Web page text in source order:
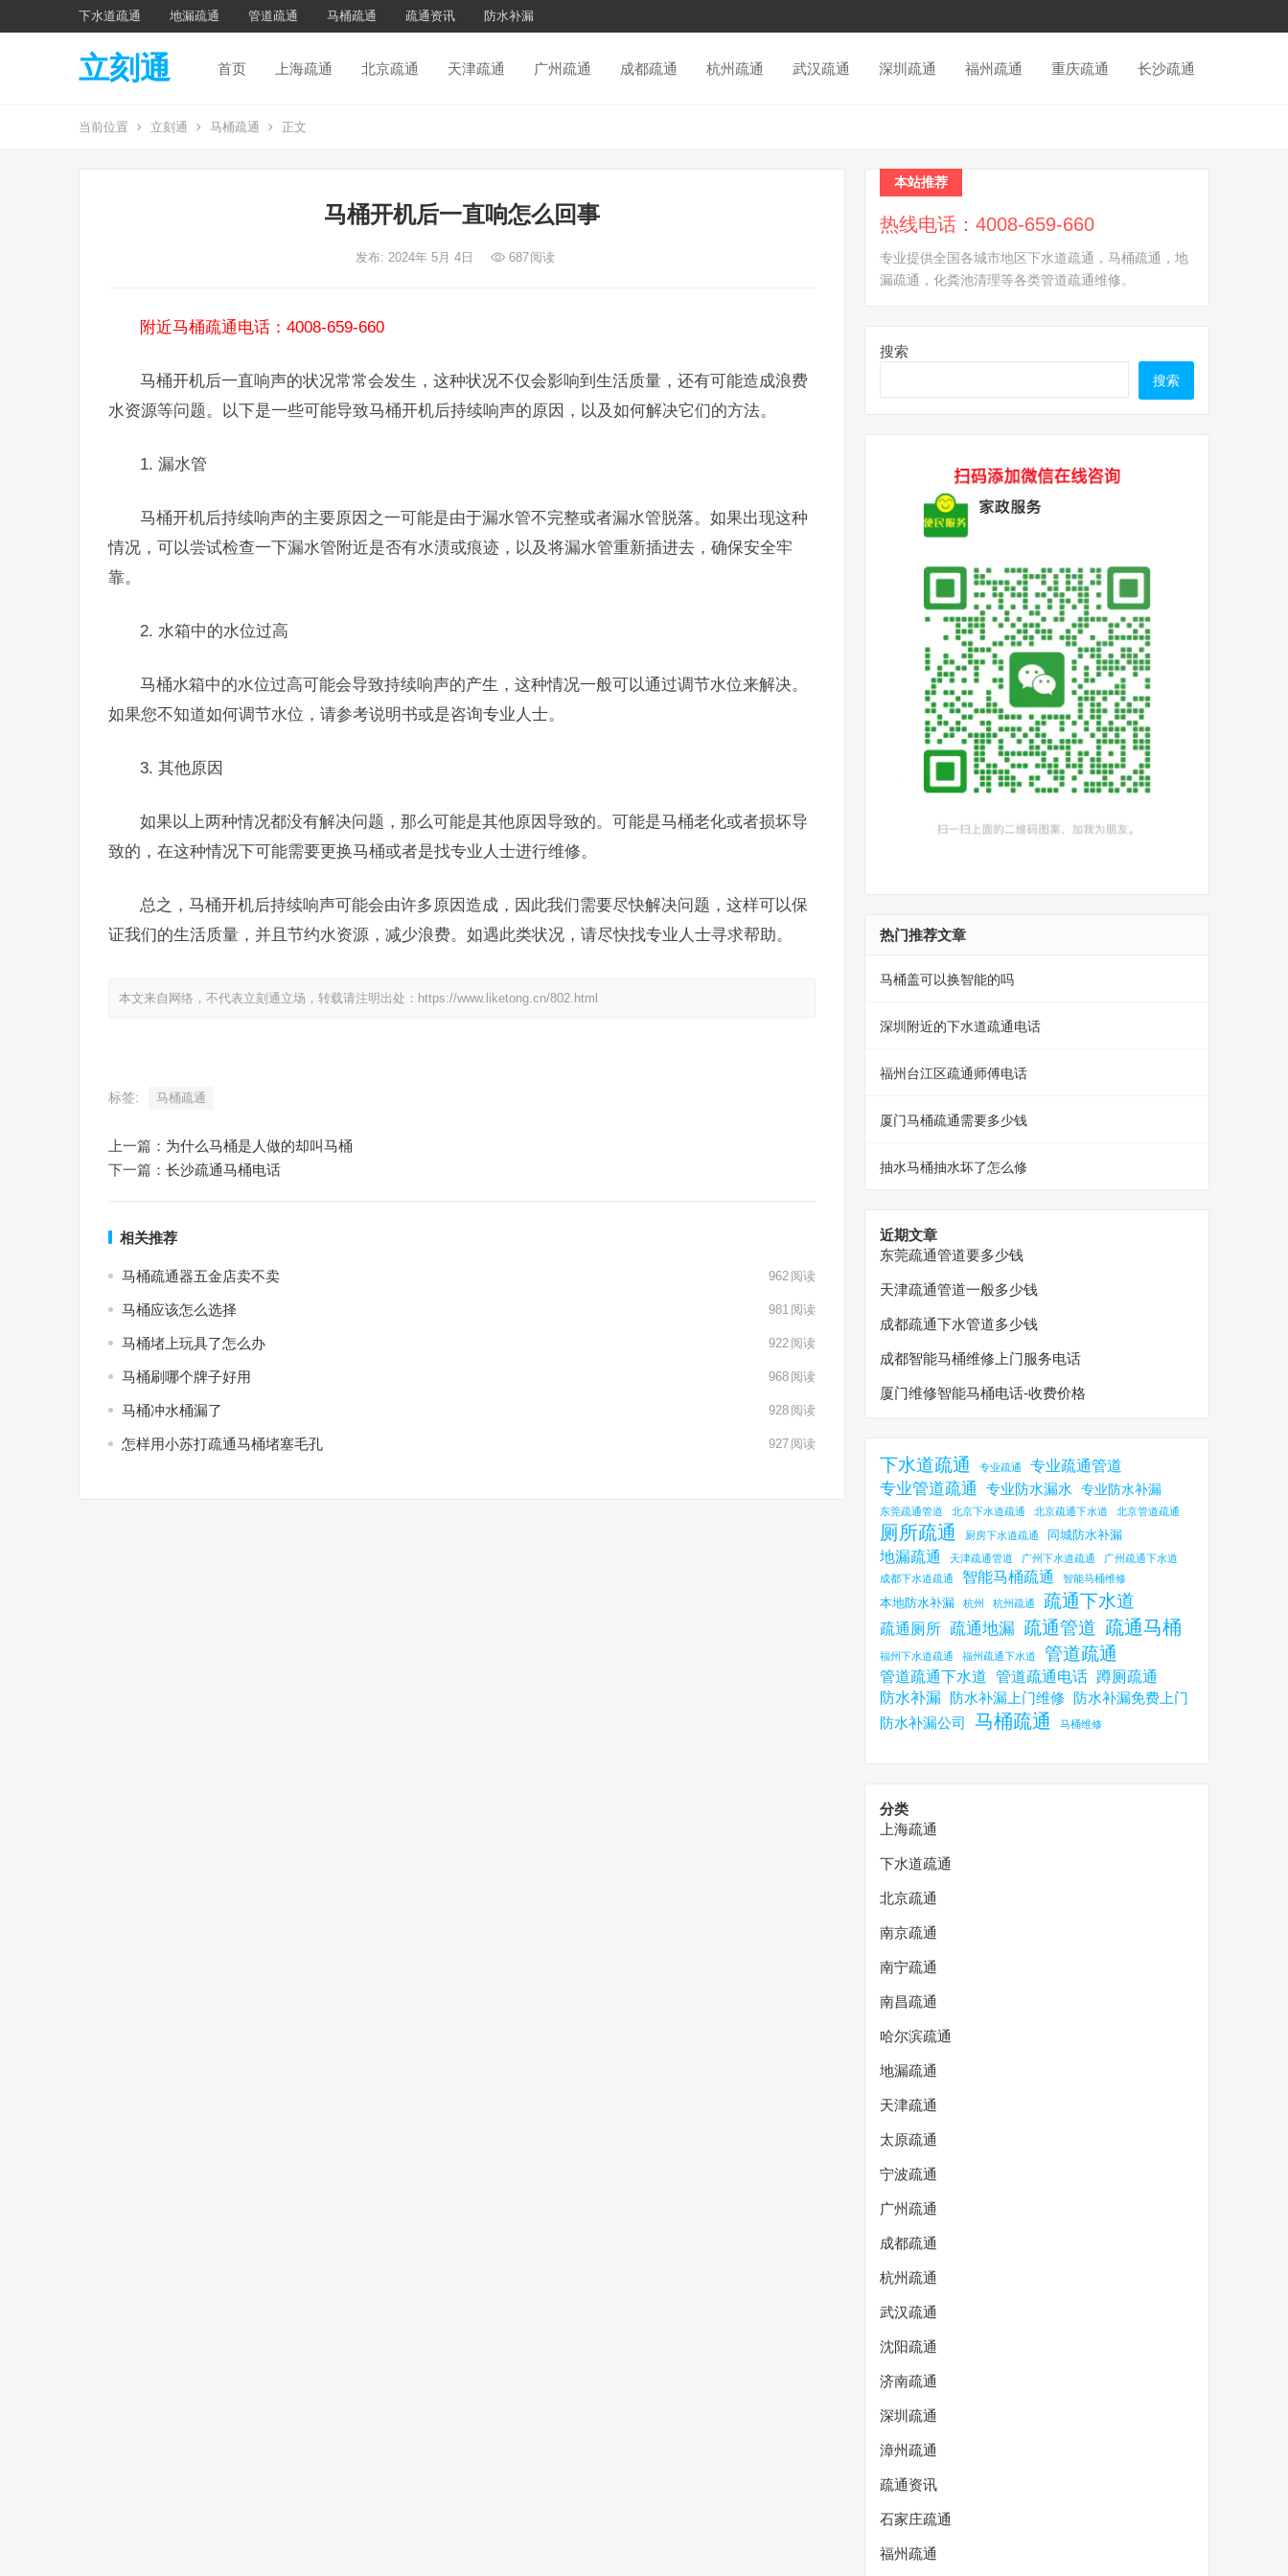
下水道疏通 地漏疏通 管道疏通 马桶疏通 疏通资讯 防水补漏
立刻通 首页 上海疏通 北京疏通 天津疏通 广州疏通 成都疏通 杭州疏通 武汉疏通 深圳疏通 福州疏通 重庆疏通 长沙疏通
当前位置 立刻通 马桶疏通 正文
马桶开机后一直响怎么回事
发布: 2024年 5月 4日 687阅读
附近马桶疏通电话：4008-659-660
马桶开机后一直响声的状况常常会发生，这种状况不仅会影响到生活质量，还有可能造成浪费
水资源等问题。以下是一些可能导致马桶开机后持续响声的原因，以及如何解决它们的方法。
1. 漏水管
马桶开机后持续响声的主要原因之一可能是由于漏水管不完整或者漏水管脱落。如果出现这种
情况，可以尝试检查一下漏水管附近是否有水渍或痕迹，以及将漏水管重新插进去，确保安全牢
靠。
2. 水箱中的水位过高
马桶水箱中的水位过高可能会导致持续响声的产生，这种情况一般可以通过调节水位来解决。
如果您不知道如何调节水位，请参考说明书或是咨询专业人士。
3. 其他原因
如果以上两种情况都没有解决问题，那么可能是其他原因导致的。可能是马桶老化或者损坏导
致的，在这种情况下可能需要更换马桶或者是找专业人士进行维修。
总之，马桶开机后持续响声可能会由许多原因造成，因此我们需要尽快解决问题，这样可以保
证我们的生活质量，并且节约水资源，减少浪费。如遇此类状况，请尽快找专业人士寻求帮助。
本文来自网络，不代表立刻通立场，转载请注明出处：https://www.liketong.cn/802.html
标签: 马桶疏通
上一篇： 为什么马桶是人做的却叫马桶
下一篇： 长沙疏通马桶电话
相关推荐
马桶疏通器五金店卖不卖 962 阅读
马桶应该怎么选择 981 阅读
马桶堵上玩具了怎么办 922 阅读
马桶刷哪个牌子好用 968 阅读
马桶冲水桶漏了 928 阅读
怎样用小苏打疏通马桶堵塞毛孔 927 阅读
本站推荐
热线电话：4008-659-660
专业提供全国各城市地区下水道疏通，马桶疏通，地
漏疏通，化粪池清理等各类管道疏通维修。
搜索
搜索
热门推荐文章
马桶盖可以换智能的吗
深圳附近的下水道疏通电话
福州台江区疏通师傅电话
厦门马桶疏通需要多少钱
抽水马桶抽水坏了怎么修
近期文章
东莞疏通管道要多少钱
天津疏通管道一般多少钱
成都疏通下水管道多少钱
成都智能马桶维修上门服务电话
厦门维修智能马桶电话-收费价格
下水道疏通 专业疏通 专业疏通管道
专业管道疏通 专业防水漏水 专业防水补漏
东莞疏通管道 北京下水道疏通 北京疏通下水道 北京管道疏通
厕所疏通 厨房下水道疏通 同城防水补漏
地漏疏通 天津疏通管道 广州下水道疏通
广州疏通下水道
成都下水道疏通
智能马桶疏通 智能马桶维修
本地防水补漏 杭州 杭州疏通 疏通下水道
疏通厕所 疏通地漏 疏通管道 疏通马桶
福州下水道疏通 福州疏通下水道 管道疏通
管道疏通下水道 管道疏通电话 蹲厕疏通
防水补漏 防水补漏上门维修
防水补漏免费上门
防水补漏公司
马桶疏通 马桶维修
分类
上海疏通
下水道疏通
北京疏通
南京疏通
南宁疏通
南昌疏通
哈尔滨疏通
地漏疏通
天津疏通
太原疏通
宁波疏通
广州疏通
成都疏通
杭州疏通
武汉疏通
沈阳疏通
济南疏通
深圳疏通
漳州疏通
疏通资讯
石家庄疏通
福州疏通